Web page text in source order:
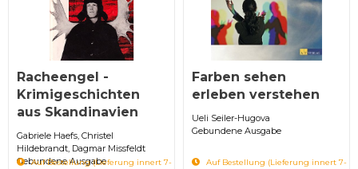
Racheengel -
Krimigeschichten
aus Skandinavien
Gabriele Haefs, Christel
Hildebrandt, Dagmar Missfeldt
Gebundene Ausgabe
Auf Bestellung (Lieferung innert 7-
Farben sehen
erleben verstehen
Ueli Seiler-Hugova
Gebundene Ausgabe
Auf Bestellung (Lieferung innert 7-